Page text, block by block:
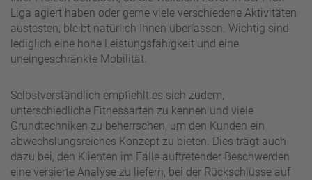
Liga agiert haben oder gerne viele verschiedene Aktivitäten
austesten, bleibt natürlich Ihnen überlassen. Wichtig sind
lediglich eine hohe Leistungsfähigkeit und eine
uneingeschränkte Mobilität.
Selbstverständlich empfiehlt es sich zudem,
unterschiedliche Fitnessarten zu kennen und viele
Grundtechniken zu beherrschen, um den Kunden ein
abwechslungsreiches Konzept zu bieten. Dies trägt auch
dazu bei, den Klienten im Falle auftretender Beschwerden
eine versierte Analyse zu liefern, bei der Rückschlüsse auf